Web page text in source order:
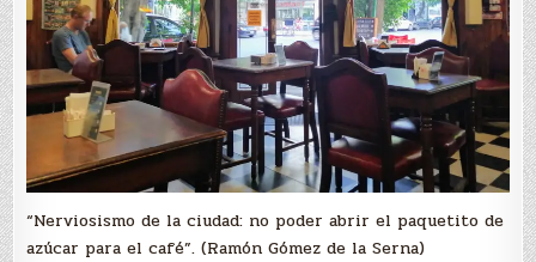
“Nerviosismo de la ciudad: no poder abrir el paquetito de
azúcar para el café”. (Ramón Gómez de la Serna)